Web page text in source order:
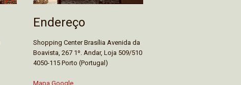
Endereço
Shopping Center Brasília Avenida da
Boavista, 267 1º. Andar, Loja 509/510
4050-115 Porto (Portugal)
Mapa Google